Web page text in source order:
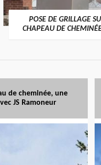
POSE DE GRILLAGE
CHAPEAU DE
de cheminée, une
JS Ramoneur